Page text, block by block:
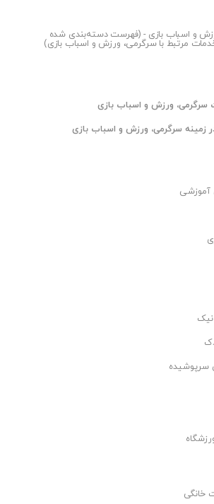
و اسباب بازی - (فهرست دسته‌بندی شده
مرتبط با سرگرمی، ورزش و اسباب بازی)
ورزش و اسباب بازی
زمینه سرگرمی، ورزش و اسباب بازی
آموزشی
سرپوشیده
خانگی